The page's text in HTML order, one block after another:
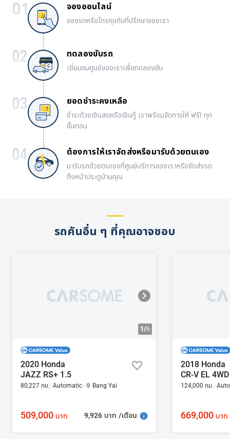
จองออนไลน์
จองรถหรือโทรคุยกับที่ปรึกษาของเรา
ทดลองขับรถ
เยี่ยมชมศูนย์ของเราเพื่อทดลองขับ
ยอดชำระคงเหลือ
ชำระด้วยเงินสดหรือเงินกู้ เราพร้อมจัดการให้ ฟรี! ทุก
ขั้นตอน
ต้องการให้เราจัดส่งหรือมารับด้วยตนเอง
มารับรถด้วยตนเองที่ศูนย์บริการของเราหรือจัดส่งรถ
ถึงหน้าประตูบ้านคุณ
รถคันอื่น ๆ ที่คุณอาจชอบ
1/6
2020 Honda
JAZZ RS+ 1.5
80,227 กม. Automatic Bang Yai
509,000 บาท 9,926 บาท /เดือน
2018 Honda
CR-V EL
124,000 กม.
669,000 บาท